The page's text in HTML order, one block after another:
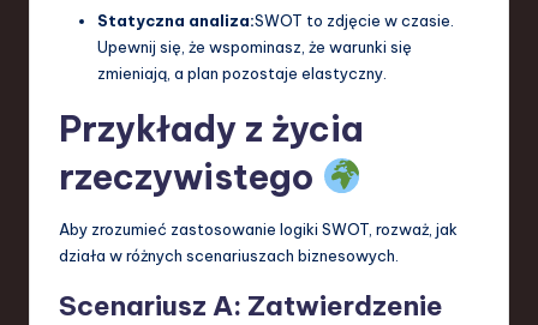
Statyczna analiza:SWOT to zdjęcie w czasie.
Upewnij się, że wspominasz, że warunki się
zmieniają, a plan pozostaje elastyczny.
Przykłady z życia
rzeczywistego
Aby zrozumieć zastosowanie logiki SWOT, rozważ, jak
działa w różnych scenariuszach biznesowych.
Scenariusz A: Zatwierdzenie